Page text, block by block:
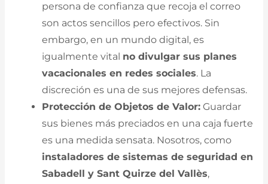
persona de confianza que recoja el correo
son actos sencillos pero efectivos. Sin
embargo, en un mundo digital, es
igualmente vital no divulgar sus planes
vacacionales en redes sociales. La
discreción es una de sus mejores defensas.
Protección de Objetos de Valor: Guardar
sus bienes más preciados en una caja fuerte
es una medida sensata. Nosotros, como
instaladores de sistemas de seguridad en
Sabadell y Sant Quirze del Vallès,